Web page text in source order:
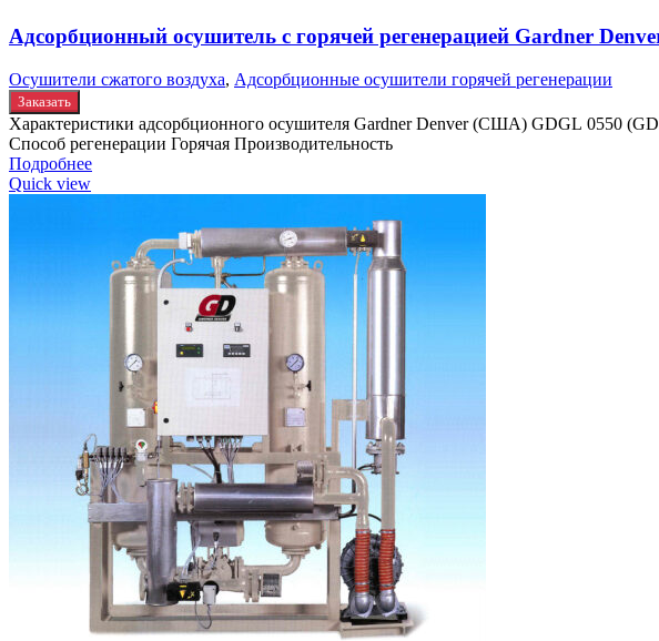
Адсорбционный осушитель c горячей регенерацией Gardner
Осушители сжатого воздуха, Адсорбционные осушители горячей регенерации
Заказать
Характеристики адсорбционного осушителя Gardner Denver (США) GDGL 0550
Способ регенерации Горячая Производительность
Подробнее
Quick view